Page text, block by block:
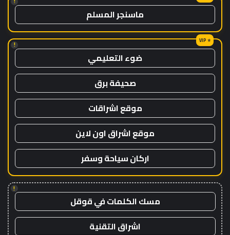
ماسنجر المسلم
!
ضوء التعليمي
صحيفة برق
موقع اشراقات
موقع اشراق اون لاين
اركان سياحة وسفر
!
مسك الكلمات في قوقل
اشراق التقنية